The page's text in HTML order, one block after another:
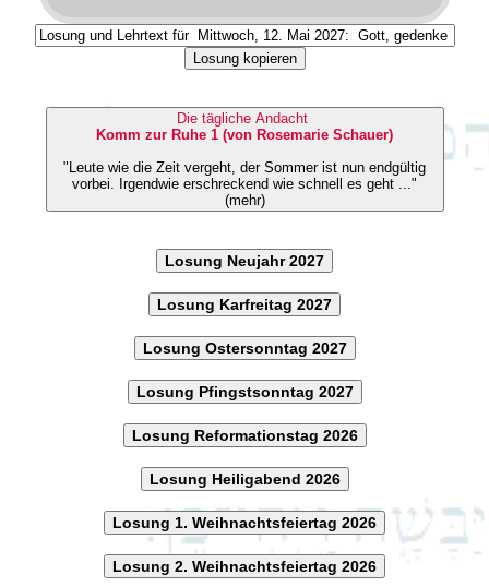
Losung kopieren
Die tägliche Andacht
Komm zur Ruhe 1 (von Rosemarie Schauer)
"Leute wie die Zeit vergeht, der Sommer ist nun endgültig
vorbei. Irgendwie erschreckend wie schnell es geht ..."
(mehr)
Losung Neujahr 2027
Losung Karfreitag 2027
Losung Ostersonntag 2027
Losung Pfingstsonntag 2027
Losung Reformationstag 2026
Losung Heiligabend 2026
Losung 1. Weihnachtsfeiertag 2026
Losung 2. Weihnachtsfeiertag 2026